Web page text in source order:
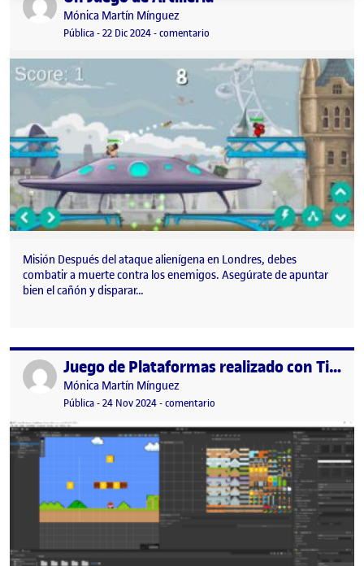
Publicado por
Mónica Martín Mínguez
Visibilidad:
Pública-Fecha de publicación
22 Dic 2024-comentario
Misión Después del ataque alienígena en Londres, debes
combatir a muerte contra los enemigos. Asegúrate de apuntar
bien el cañón y disparar…
Publicado por Juego de Plataformas realizado con Tilemaps en Unity
Publicado por
Mónica Martín Mínguez
Visibilidad:
Pública-Fecha de publicación
24 Nov 202424 noviembre, 2024 7:53 pm
-comentario